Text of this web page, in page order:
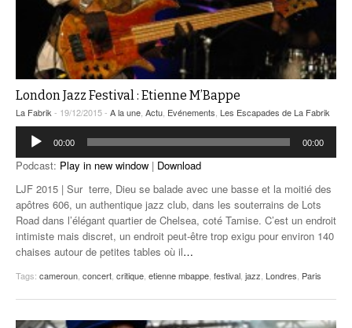
London Jazz Festival : Etienne M’Bappe
La Fabrik- 19/12/2015 - A la une, Actu, Evénements, Les Escapades de La Fabrik
Lecteur
audio
00:00 00:00
Podcast: Play in new window | Download
LJF 2015 | Sur terre, Dieu se balade avec une basse et la moitié des
apôtres 606, un authentique jazz club, dans les souterrains de Lots
Road dans l’élégant quartier de Chelsea, coté Tamise. C’est un endroit
intimiste mais discret, un endroit peut-être trop exigu pour environ 140
chaises autour de petites tables où il…
Tags: cameroun, concert, critique, etienne mbappe, festival, jazz, Londres, Paris